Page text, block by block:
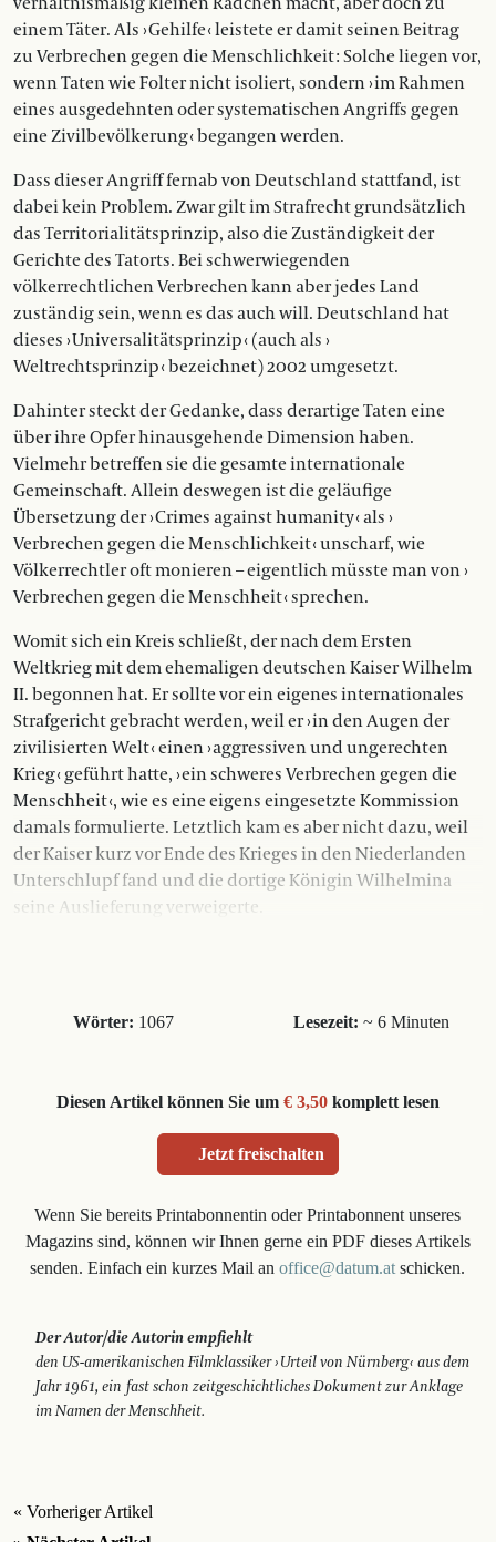
einem Täter. Als › Gehilfe ‹ leistete er damit seinen Beitrag
zu Verbrechen gegen die Menschlichkeit : Solche liegen vor,
wenn Taten wie Folter nicht isoliert, sondern › im Rahmen
eines ausgedehnten oder systematischen Angriffs gegen
eine Zivilbevölkerung ‹ begangen werden.
Dass dieser Angriff fernab von Deutschland stattfand, ist
dabei kein Problem. Zwar gilt im Strafrecht grundsätzlich
das Territorialitätsprinzip, also die Zuständigkeit der
Gerichte des Tatorts. Bei schwerwiegenden
völkerrechtlichen Verbrechen kann aber jedes Land
zuständig sein, wenn es das auch will. Deutschland hat
dieses › Universalitätsprinzip ‹ (auch als ›
Weltrechtsprinzip ‹ bezeichnet) 2002 umgesetzt.
Dahinter steckt der Gedanke, dass derartige Taten eine
über ihre Opfer hinausgehende Dimension haben.
Vielmehr betreffen sie die gesamte internationale
Gemeinschaft. Allein deswegen ist die ge­läufige
Übersetzung der › Crimes against humanity ‹ als ›
Verbrechen gegen die Menschlichkeit ‹ unscharf, wie
Völkerrechtler oft monieren – eigentlich müsste man von ›
Verbrechen gegen die Menschheit ‹ sprechen.
Womit sich ein Kreis schließt, der nach dem Ersten
Weltkrieg mit dem ehema­ligen deutschen Kaiser Wilhelm
II. begonnen hat. Er sollte vor ein eigenes ­internationales
Strafgericht gebracht werden, weil er › in den Augen der
zivi­lisierten Welt ‹ einen › aggressiven und ­ungerechten
Krieg ‹ geführt hatte, › ein schweres Verbrechen gegen die
Menschheit ‹, wie es eine eigens eingesetzte Kommission
damals formulierte. Letztlich kam es aber nicht dazu, weil
der Kaiser kurz vor Ende des Krieges in den Niederlanden
Unterschlupf fand und die dortige Königin Wilhelmina
seine Auslie­ferung verweigerte.
Wörter: 1067 Lesezeit: ~ 6 Minuten
Diesen Artikel können Sie um € 3,50komplett lesen
Jetzt freischalten
Wenn Sie bereits Printabonnentin oder Printabonnent unseres
Magazins sind, können wir Ihnen gerne ein PDF dieses Artikels
senden. Einfach ein kurzes Mail anoffice@datum.at schicken.
Der Autor/die Autorin empfiehlt
den US-amerikanischen Film­klassiker › Urteil von Nürnberg ‹ aus dem
Jahr 1961, ein fast schon zeitgeschichtliches Dokument zur Anklage
im Namen der Menschheit.
« Vorheriger Artikel